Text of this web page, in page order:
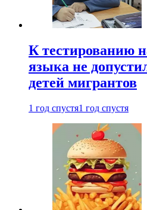
К тестированию
языка не
детей мигрантов
1 год спустя1 год спустя